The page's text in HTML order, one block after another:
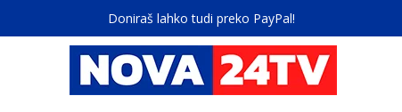
Doniraš lahko tudi preko PayPal!